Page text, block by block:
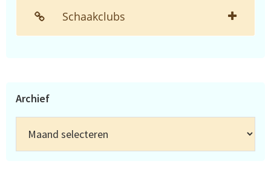
Schaakclubs
Archief